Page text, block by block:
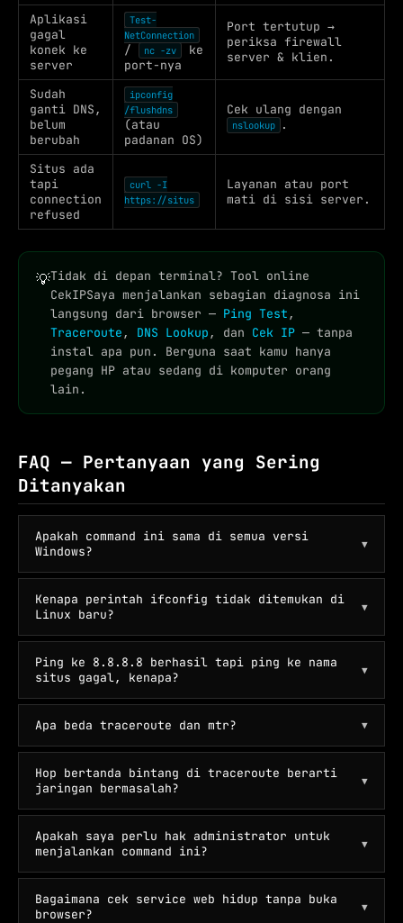
Aplikasi
gagal
konek ke
server
Test-
NetConnection
/ nc -zv
ke
port-nya
Port tertutup →
periksa firewall
server & klien.
Sudah
ganti DNS,
belum
berubah
ipconfig
/flushdns
(atau
padanan OS)
Cek ulang dengan
nslookup .
Situs ada
tapi
connection
refused
curl -I
https://situs
Layanan atau port
mati di sisi server.
💡Tidak di depan terminal? Tool online
CekIPSaya menjalankan sebagian diagnosa ini
langsung dari browser — Ping Test,
Traceroute, DNS Lookup, dan Cek IP — tanpa
instal apa pun. Berguna saat kamu hanya
pegang HP atau sedang di komputer orang
lain.
FAQ — Pertanyaan yang Sering
Ditanyakan
Apakah command ini sama di semua versi
Windows?
▼
Kenapa perintah ifconfig tidak ditemukan di
Linux baru?
▼
Ping ke 8.8.8.8 berhasil tapi ping ke nama
situs gagal, kenapa?
▼
Apa beda traceroute dan mtr? ▼
Hop bertanda bintang di traceroute berarti
jaringan bermasalah?
▼
Apakah saya perlu hak administrator untuk
menjalankan command ini?
▼
Bagaimana cek service web hidup tanpa buka
browser?
▼